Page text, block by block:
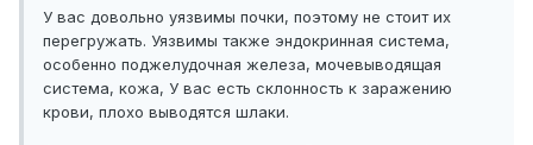
У вас довольно уязвимы почки, поэтому не стоит их
перегружать. Уязвимы также эндокринная система,
особенно поджелудочная железа, мочевыводящая
система, кожа, У вас есть склонность к заражению
крови, плохо выводятся шлаки.